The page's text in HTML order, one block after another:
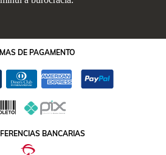
DE PAGAMENTO
BANCARIAS